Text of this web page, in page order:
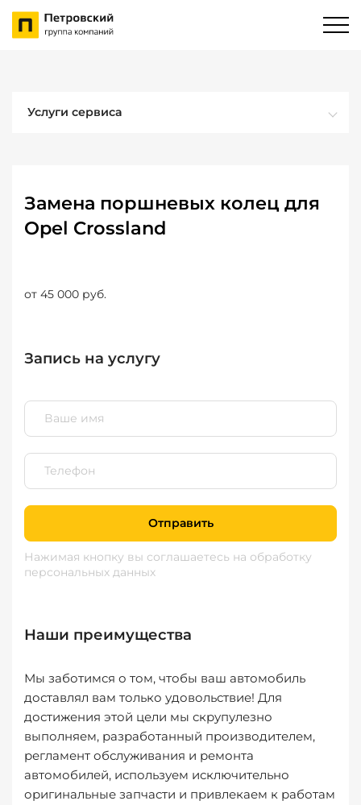
Услуги сервиса
Замена поршневых колец для
Opel Crossland
от 45 000 руб.
Запись на услугу
Отправить
Нажимая кнопку вы соглашаетесь на обработку
персональных данных
Наши преимущества
Мы заботимся о том, чтобы ваш автомобиль
доставлял вам только удовольствие! Для
достижения этой цели мы скрупулезно
выполняем, разработанный производителем,
регламент обслуживания и ремонта
автомобилей, используем исключительно
оригинальные запчасти и привлекаем к работам